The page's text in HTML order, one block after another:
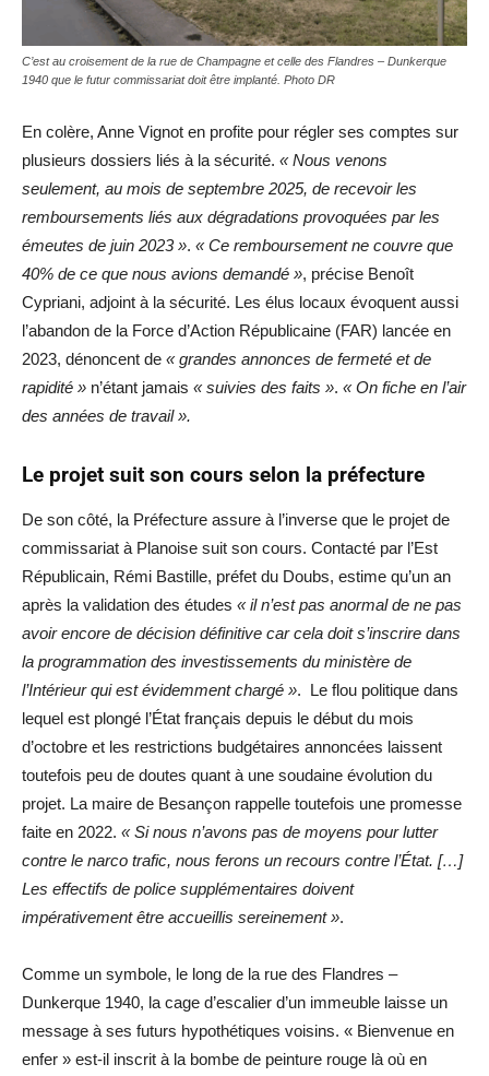
C’est au croisement de la rue de Champagne et celle des Flandres – Dunkerque
1940 que le futur commissariat doit être implanté. Photo DR
En colère, Anne Vignot en profite pour régler ses comptes sur
plusieurs dossiers liés à la sécurité. « Nous venons
seulement, au mois de septembre 2025, de recevoir les
remboursements liés aux dégradations provoquées par les
émeutes de juin 2023 ». « Ce remboursement ne couvre que
40% de ce que nous avions demandé », précise Benoît
Cypriani, adjoint à la sécurité. Les élus locaux évoquent aussi
l’abandon de la Force d’Action Républicaine (FAR) lancée en
2023, dénoncent de « grandes annonces de fermeté et de
rapidité » n’étant jamais « suivies des faits ». « On fiche en l’air
des années de travail ».
Le projet suit son cours selon la préfecture
De son côté, la Préfecture assure à l’inverse que le projet de
commissariat à Planoise suit son cours. Contacté par l’Est
Républicain, Rémi Bastille, préfet du Doubs, estime qu’un an
après la validation des études « il n’est pas anormal de ne pas
avoir encore de décision définitive car cela doit s’inscrire dans
la programmation des investissements du ministère de
l’Intérieur qui est évidemment chargé ». Le flou politique dans
lequel est plongé l’État français depuis le début du mois
d’octobre et les restrictions budgétaires annoncées laissent
toutefois peu de doutes quant à une soudaine évolution du
projet. La maire de Besançon rappelle toutefois une promesse
faite en 2022. « Si nous n’avons pas de moyens pour lutter
contre le narco trafic, nous ferons un recours contre l’État. […]
Les effectifs de police supplémentaires doivent
impérativement être accueillis sereinement ».
Comme un symbole, le long de la rue des Flandres –
Dunkerque 1940, la cage d’escalier d’un immeuble laisse un
message à ses futurs hypothétiques voisins. « Bienvenue en
enfer » est-il inscrit à la bombe de peinture rouge là où en